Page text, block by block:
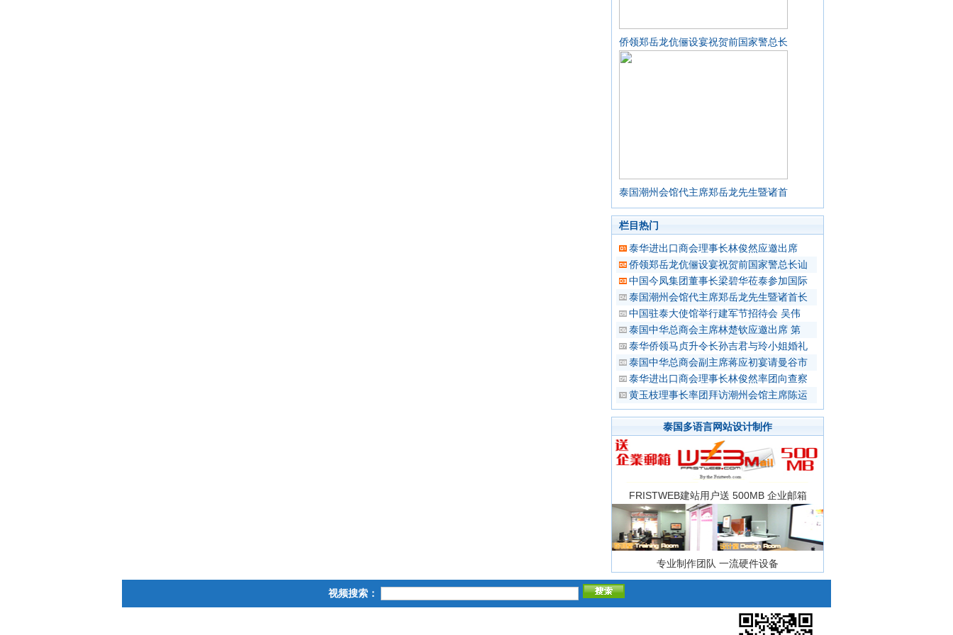
侨领郑岳龙伉俪设宴祝贺前国家警总长
泰国潮州会馆代主席郑岳龙先生暨诸首
栏目热门
泰华进出口商会理事长林俊然应邀出席
侨领郑岳龙伉俪设宴祝贺前国家警总长讪
中国今凤集团董事长梁碧华莅泰参加国际
泰国潮州会馆代主席郑岳龙先生暨诸首长
中国驻泰大使馆举行建军节招待会 吴伟
泰国中华总商会主席林楚钦应邀出席 第
泰华侨领马贞升令长孙吉君与玲小姐婚礼
泰国中华总商会副主席蒋应初宴请曼谷市
泰华进出口商会理事长林俊然率团向查察
黄玉枝理事长率团拜访潮州会馆主席陈运
泰国多语言网站设计制作
FRISTWEB建站用户送 500MB 企业邮箱
专业制作团队 一流硬件设备
视频搜索：